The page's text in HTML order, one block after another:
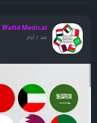
Wafid Medical
منذ ٢ أيام